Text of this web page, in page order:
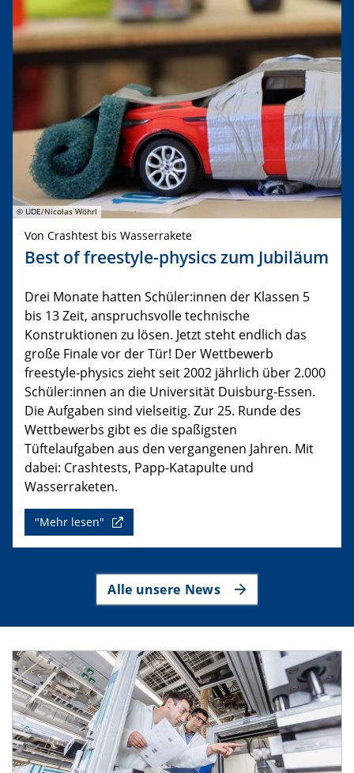
© UDE/Nicolas Wöhrl
Von Crashtest bis Wasserrakete
Best of freestyle-physics zum Jubiläum
Drei Monate hatten Schüler:innen der Klassen 5
bis 13 Zeit, anspruchsvolle technische
Konstruktionen zu lösen. Jetzt steht endlich das
große Finale vor der Tür! Der Wettbewerb
freestyle-physics zieht seit 2002 jährlich über 2.000
Schüler:innen an die Universität Duisburg-Essen.
Die Aufgaben sind vielseitig. Zur 25. Runde des
Wettbewerbs gibt es die spaßigsten
Tüftelaufgaben aus den vergangenen Jahren. Mit
dabei: Crashtests, Papp-Katapulte und
Wasserraketen.
"Mehr lesen"
Alle unsere News